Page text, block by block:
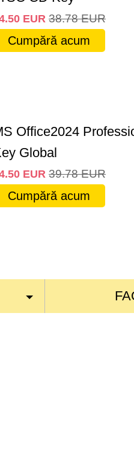
EUR 38.78 EUR
Cumpără acum
Office2024
Global
EUR 39.78 EUR
Cumpără acum